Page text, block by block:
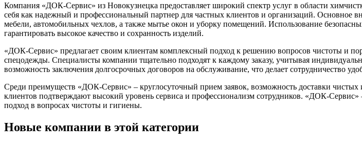
Компания «ДОК-Сервис» из Новокузнецка предоставляет широкий спектр услуг в области
себя как надежный и профессиональный партнер для частных клиентов и организаций. Основное
мебели, автомобильных чехлов, а также мытье окон и уборку помещений. Использование
гарантировать высокое качество и сохранность изделий.
«ДОК-Сервис» предлагает своим клиентам комплексный подход к решению вопросов чистоты и
спецодежды. Специалисты компании тщательно подходят к каждому заказу, учитывая
возможность заключения долгосрочных договоров на обслуживание, что делает сотрудничество
Среди преимуществ «ДОК-Сервис» – круглосуточный прием заявок, возможность доставки
клиентов подтверждают высокий уровень сервиса и профессионализм сотрудников. «ДОК-
подход в вопросах чистоты и гигиены.
Новые компании в этой категории